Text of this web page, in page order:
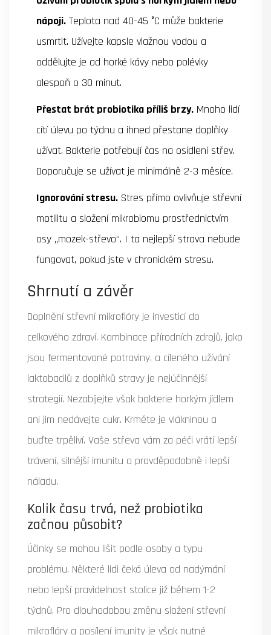
nápoji. Teplota nad 40-45 °C může bakterie
usmrtit. Užívejte kapsle vlažnou vodou a
oddělujte je od horké kávy nebo polévky
alespoň o 30 minut.
Přestat brát probiotika příliš brzy. Mnoho lidí
cítí úlevu po týdnu a ihned přestane doplňky
užívat. Bakterie potřebují čas na osídlení střev.
Doporučuje se užívat je minimálně 2-3 měsíce.
Ignorování stresu. Stres přímo ovlivňuje střevní
motilitu a složení mikrobiomu prostřednictvím
osy „mozek-střevo“. I ta nejlepší strava nebude
fungovat, pokud jste v chronickém stresu.
Shrnutí a závěr
Doplnění střevní mikroflóry je investicí do
celkového zdraví. Kombinace přírodních zdrojů, jako
jsou fermentované potraviny, a cíleného užívání
laktobacilů z doplňků stravy je nejúčinnější
strategií. Nezabíjejte však bakterie horkým jídlem
ani jim nedávejte cukr. Krměte je vlákninou a
buďte trpěliví. Vaše střeva vám za péči vrátí lepší
trávení, silnější imunitu a pravděpodobně i lepší
náladu.
Kolik času trvá, než probiotika
začnou působit?
Účinky se mohou lišit podle osoby a typu
problému. Některé lidi čeká úleva od nadýmání
nebo lepší pravidelnost stolice již během 1-2
týdnů. Pro dlouhodobou změnu složení střevní
mikroflóry a posílení imunity je však nutné